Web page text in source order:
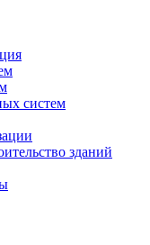
систем
зданий